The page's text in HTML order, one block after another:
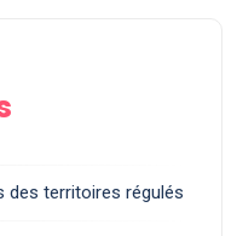
des territoires régulés